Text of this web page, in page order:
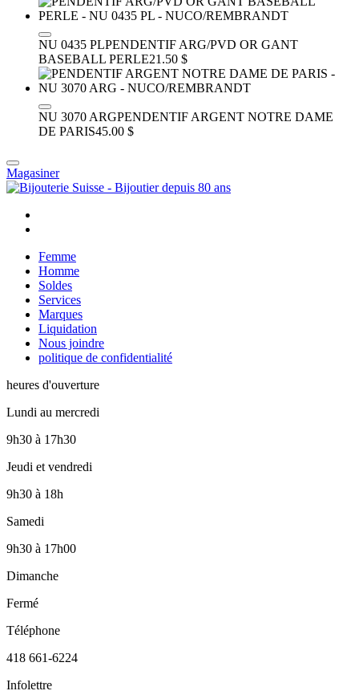
NU 0435 PLPENDENTIF ARG/PVD OR GANT
BASEBALL PERLE21.50 $
NU 3070 ARGPENDENTIF ARGENT NOTRE DAME
DE PARIS45.00 $
Magasiner
Femme
Homme
Soldes
Services
Marques
Liquidation
Nous joindre
politique de confidentialité
heures d'ouverture
Lundi au mercredi
9h30 à 17h30
Jeudi et vendredi
9h30 à 18h
Samedi
9h30 à 17h00
Dimanche
Fermé
Téléphone
418 661-6224
Infolettre